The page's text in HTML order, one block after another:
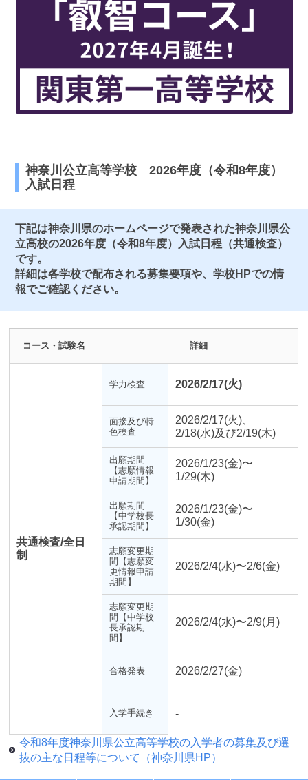
最近見た学校
神奈川県立新城高等学校
ブックマークした学校
神奈川公立高等学校 2026年度（令和8年度）
入試日程
下記は神奈川県のホームページで発表された神奈川県公
立高校の2026年度（令和8年度）入試日程（共通検査）
です。
詳細は各学校で配布される募集要項や、学校HPでの情
報でご確認ください。
コース・試験名 詳細
共通検査/全日
制
学力検査 2026/2/17(火)
面接及び特
色検査
2026/2/17(火)、
2/18(水)及び2/19(木)
出願期間
【志願情報
申請期間】
2026/1/23(金)〜
1/29(木)
出願期間
【中学校長
承認期間】
2026/1/23(金)〜
1/30(金)
志願変更期
間【志願変
更情報申請
期間】
2026/2/4(水)〜2/6(金)
志願変更期
間【中学校
長承認期
間】
2026/2/4(水)〜2/9(月)
合格発表 2026/2/27(金)
入学手続き -
令和8年度神奈川県公立高等学校の入学者の募集及び選
抜の主な日程等について（神奈川県HP）